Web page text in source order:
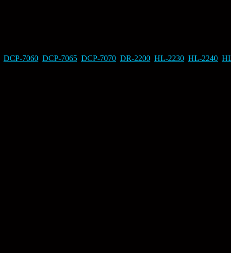
DCP-7060 DCP-7065 DCP-7070 DR-2200 HL-2230 HL-2240